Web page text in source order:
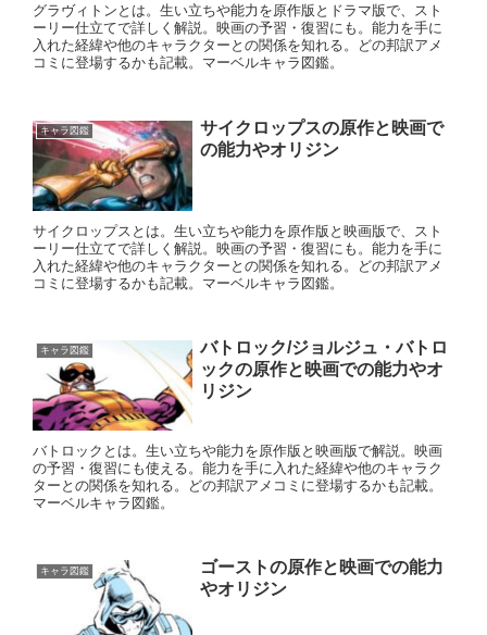
グラヴィトンとは。生い立ちや能力を原作版とドラマ版で、スト
ーリー仕立てで詳しく解説。映画の予習・復習にも。能力を手に
入れた経緯や他のキャラクターとの関係を知れる。どの邦訳アメ
コミに登場するかも記載。マーベルキャラ図鑑。
キャラ図鑑
サイクロップスの原作と映画で
の能力やオリジン
サイクロップスとは。生い立ちや能力を原作版と映画版で、スト
ーリー仕立てで詳しく解説。映画の予習・復習にも。能力を手に
入れた経緯や他のキャラクターとの関係を知れる。どの邦訳アメ
コミに登場するかも記載。マーベルキャラ図鑑。
キャラ図鑑
バトロック/ジョルジュ・バトロ
ックの原作と映画での能力やオ
リジン
バトロックとは。生い立ちや能力を原作版と映画版で解説。映画
の予習・復習にも使える。能力を手に入れた経緯や他のキャラク
ターとの関係を知れる。どの邦訳アメコミに登場するかも記載。
マーベルキャラ図鑑。
キャラ図鑑
ゴーストの原作と映画での能力
やオリジン